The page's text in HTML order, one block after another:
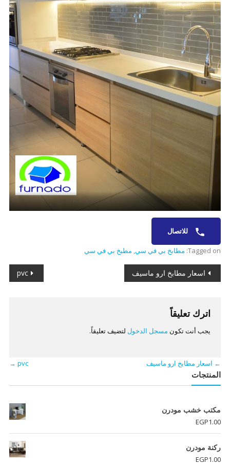
للاتصال
Tagged on: مطابخ بي في سي, مطبخ بي في سي
تصفّح
اسعار مطابخ ارو ماسيف pvc
اترك تعليقاً
يجب أنت تكون مسجل الدخول لتضيف تعليقاً.
← اسعار مطابخ ارو ماسيف pvc
→
المنتجات
مكتب خشب مودرن
EGP1.00
ركنة مودرن
EGP1.00